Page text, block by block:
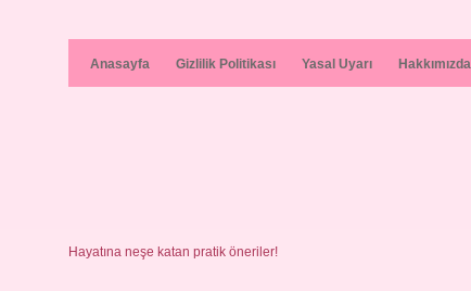
Anasayfa Gizlilik Politikası Yasal Uyarı Hakkımızda
Hayatına neşe katan pratik öneriler!